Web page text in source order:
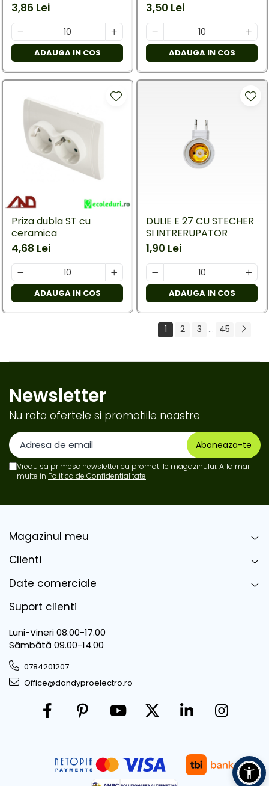
3,86 Lei
ADAUGA IN COS
3,50 Lei
ADAUGA IN COS
Priza dubla ST cu
ceramica
4,68 Lei
ADAUGA IN COS
DULIE E 27 CU STECHER
SI INTRERUPATOR
1,90 Lei
ADAUGA IN COS
1 2 3 ... 45
Newsletter
Nu rata ofertele si promotiile noastre
Vreau sa primesc newsletter cu promotiile magazinului. Afla mai
multe in Politica de Confidentialitate
Magazinul meu
Clienti
Date comerciale
Suport clienti
Luni-Vineri 08.00-17.00
Sâmbătă 09.00-14.00
0784201207
Office@dandyproelectro.ro